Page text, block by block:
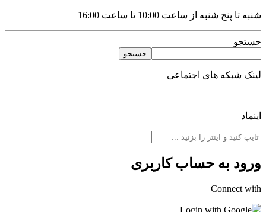
شنبه تا پنج شنبه از ساعت 10:00 تا ساعت 16:00
جستجو
جستجو
لینک شبکه های اجتماعی
اینماد
ورود به حساب کاربری
Connect with
Login with Google